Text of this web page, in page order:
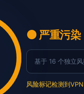
🟠 严重污染
基于 16 个独立
风险标记检测到